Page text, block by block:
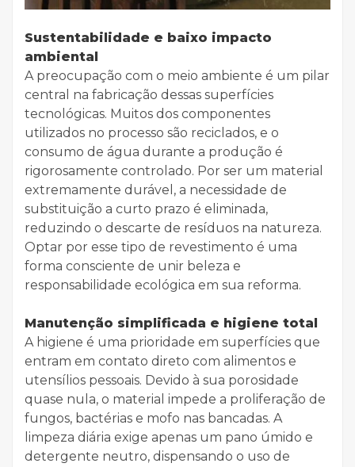
Sustentabilidade e baixo impacto
ambiental
A preocupação com o meio ambiente é um pilar
central na fabricação dessas superfícies
tecnológicas. Muitos dos componentes
utilizados no processo são reciclados, e o
consumo de água durante a produção é
rigorosamente controlado. Por ser um material
extremamente durável, a necessidade de
substituição a curto prazo é eliminada,
reduzindo o descarte de resíduos na natureza.
Optar por esse tipo de revestimento é uma
forma consciente de unir beleza e
responsabilidade ecológica em sua reforma.
Manutenção simplificada e higiene total
A higiene é uma prioridade em superfícies que
entram em contato direto com alimentos e
utensílios pessoais. Devido à sua porosidade
quase nula, o material impede a proliferação de
fungos, bactérias e mofo nas bancadas. A
limpeza diária exige apenas um pano úmido e
detergente neutro, dispensando o uso de